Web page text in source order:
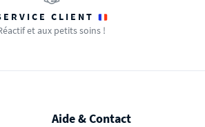
CLIENT
et aux petits soins !
Aide & Contact